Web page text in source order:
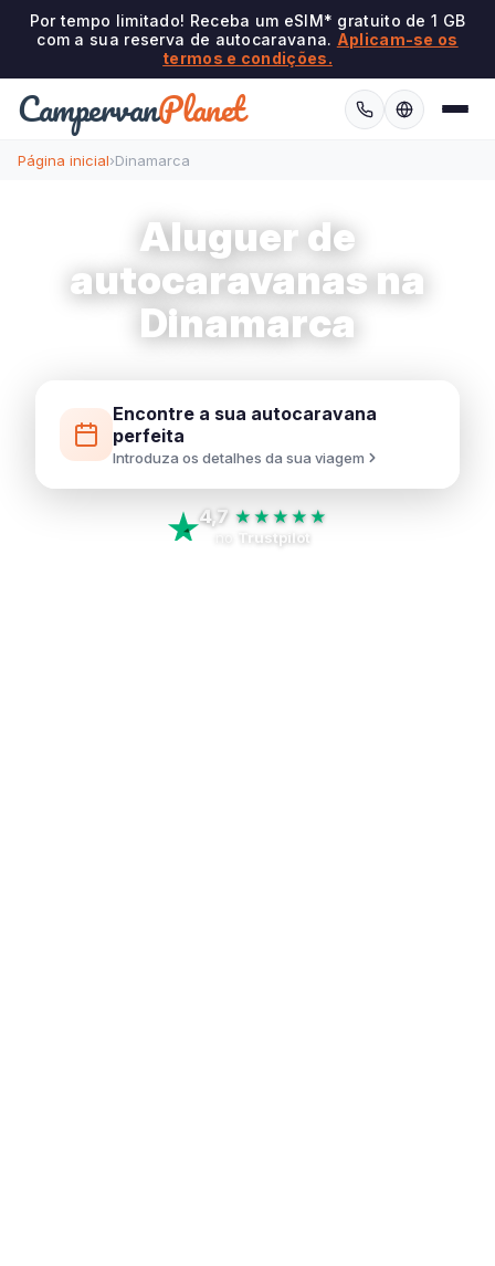
Por tempo limitado! Receba um eSIM* gratuito de 1 GB
com a sua reserva de autocaravana. Aplicam-se os
termos e condições.
CampervanPlanet
Página inicial›Dinamarca
Aluguer de
autocaravanas na
Dinamarca
Encontre a sua autocaravana
perfeita
Introduza os detalhes da sua viagem
4,7 ★★★★★
Trustpilot